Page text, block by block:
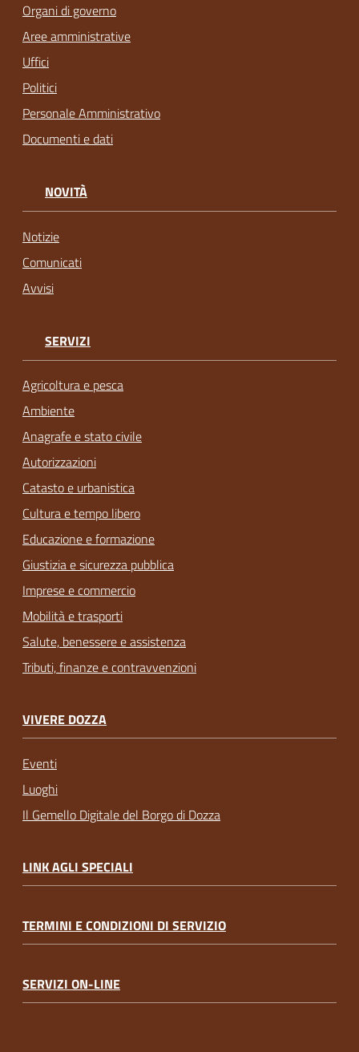
Organi di governo
Aree amministrative
Uffici
Politici
Personale Amministrativo
Documenti e dati
NOVITÀ
Notizie
Comunicati
Avvisi
SERVIZI
Agricoltura e pesca
Ambiente
Anagrafe e stato civile
Autorizzazioni
Catasto e urbanistica
Cultura e tempo libero
Educazione e formazione
Giustizia e sicurezza pubblica
Imprese e commercio
Mobilità e trasporti
Salute, benessere e assistenza
Tributi, finanze e contravvenzioni
VIVERE DOZZA
Eventi
Luoghi
Il Gemello Digitale del Borgo di Dozza
LINK AGLI SPECIALI
TERMINI E CONDIZIONI DI SERVIZIO
SERVIZI ON-LINE